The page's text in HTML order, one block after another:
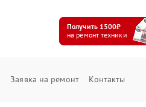
Получить 1500₽
на ремонт техники
Заявка на ремонт Контакты